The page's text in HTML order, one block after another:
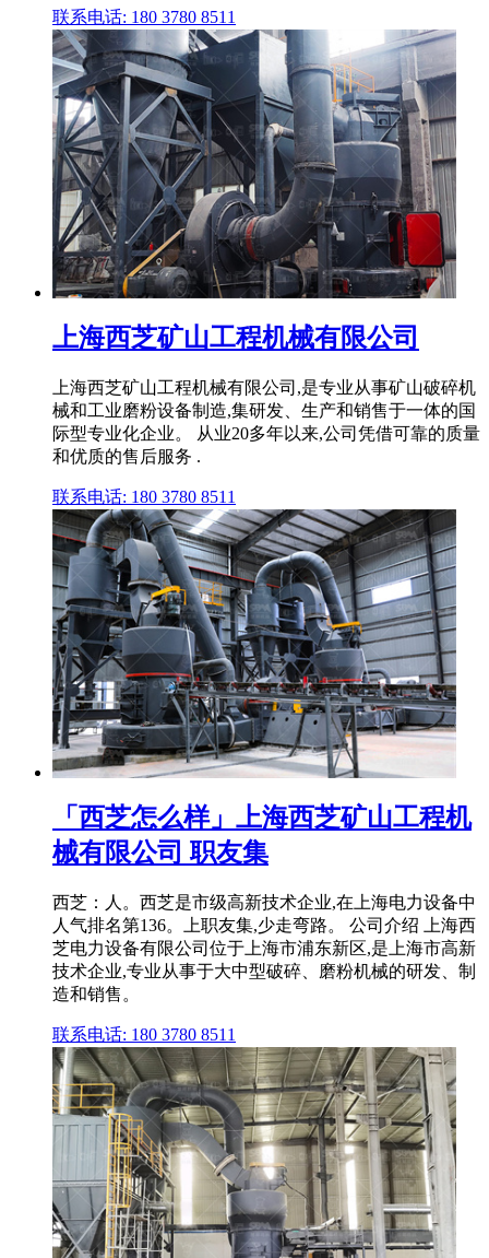
联系电话: 180 3780 8511
上海西芝矿山工程机械有限公司
上海西芝矿山工程机械有限公司,是专业从事矿山破碎机
械和工业磨粉设备制造,集研发、生产和销售于一体的国
际型专业化企业。 从业20多年以来,公司凭借可靠的质量
和优质的售后服务 .
联系电话: 180 3780 8511
「西芝怎么样」上海西芝矿山工程机
械有限公司 职友集
西芝：人。西芝是市级高新技术企业,在上海电力设备中
人气排名第136。上职友集,少走弯路。 公司介绍 上海西
芝电力设备有限公司位于上海市浦东新区,是上海市高新
技术企业,专业从事于大中型破碎、磨粉机械的研发、制
造和销售。
联系电话: 180 3780 8511